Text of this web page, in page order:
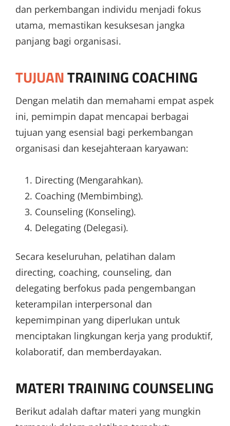
dan perkembangan individu menjadi fokus
utama, memastikan kesuksesan jangka
panjang bagi organisasi.
TUJUANTRAINING COACHING
Dengan melatih dan memahami empat aspek
ini, pemimpin dapat mencapai berbagai
tujuan yang esensial bagi perkembangan
organisasi dan kesejahteraan karyawan:
Directing (Mengarahkan).
Coaching (Membimbing).
Counseling (Konseling).
Delegating (Delegasi).
Secara keseluruhan, pelatihan dalam
directing, coaching, counseling, dan
delegating berfokus pada pengembangan
keterampilan interpersonal dan
kepemimpinan yang diperlukan untuk
menciptakan lingkungan kerja yang produktif,
kolaboratif, dan memberdayakan.
MATERI TRAINING COUNSELING
Berikut adalah daftar materi yang mungkin